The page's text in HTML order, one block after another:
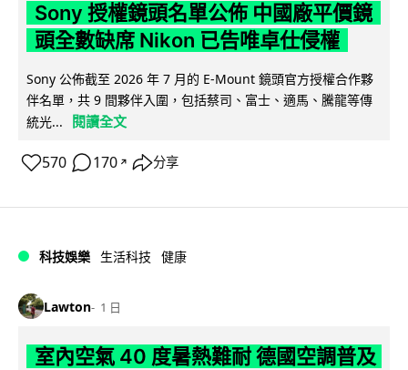
Sony 授權鏡頭名單公佈 中國廠平價鏡
頭全數缺席 Nikon 已告唯卓仕侵權
Sony 公佈截至 2026 年 7 月的 E-Mount 鏡頭官方授權合作夥
伴名單，共 9 間夥伴入圍，包括蔡司、富士、適馬、騰龍等傳
統光...
閱讀全文
570 170 ↗ 分享
科技娛樂 生活科技 健康
Lawton 1 日
室內空氣 40 度暑熱難耐 德國空調普及